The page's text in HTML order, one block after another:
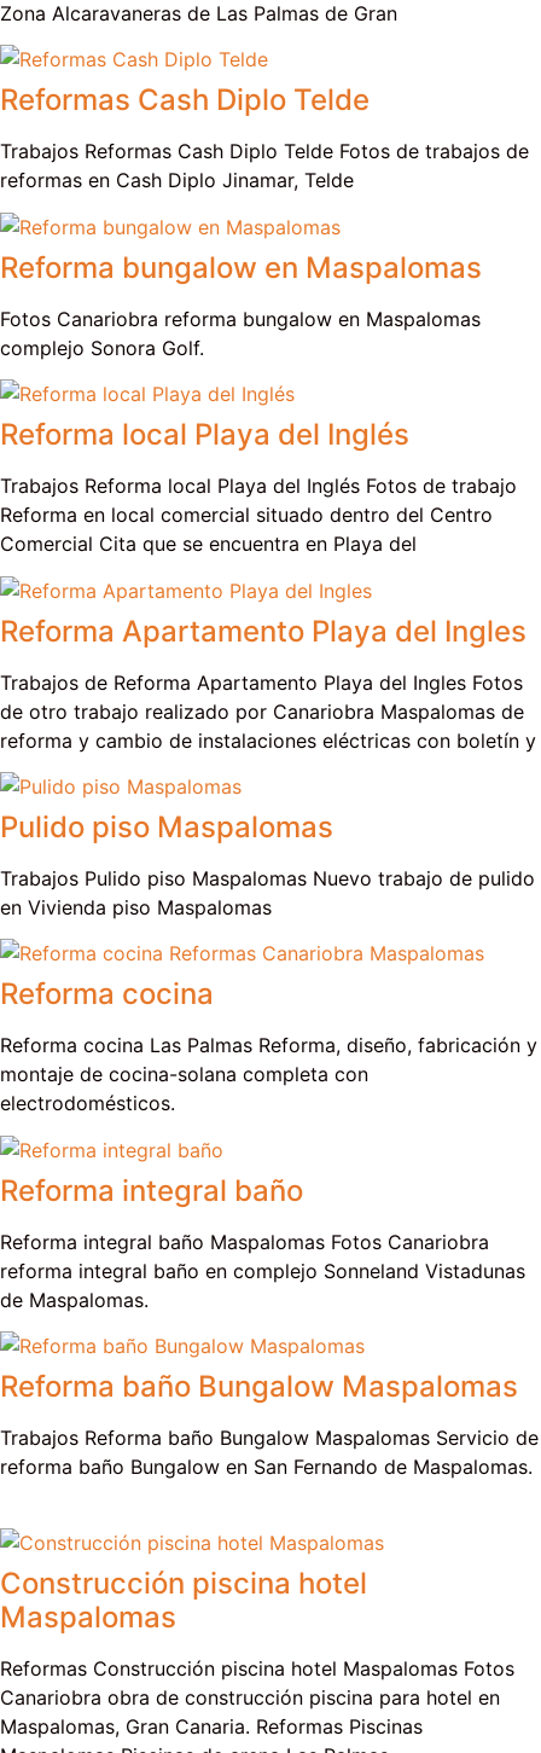
Zona Alcaravaneras de Las Palmas de Gran
Reformas Cash Diplo Telde
Trabajos Reformas Cash Diplo Telde Fotos de trabajos de
reformas en Cash Diplo Jinamar, Telde
Reforma bungalow en Maspalomas
Fotos Canariobra reforma bungalow en Maspalomas
complejo Sonora Golf.
Reforma local Playa del Inglés
Trabajos Reforma local Playa del Inglés Fotos de trabajo
Reforma en local comercial situado dentro del Centro
Comercial Cita que se encuentra en Playa del
Reforma Apartamento Playa del Ingles
Trabajos de Reforma Apartamento Playa del Ingles Fotos
de otro trabajo realizado por Canariobra Maspalomas de
reforma y cambio de instalaciones eléctricas con boletín y
Pulido piso Maspalomas
Trabajos Pulido piso Maspalomas Nuevo trabajo de pulido
en Vivienda piso Maspalomas
Reforma cocina
Reforma cocina Las Palmas Reforma, diseño, fabricación y
montaje de cocina-solana completa con
electrodomésticos.
Reforma integral baño
Reforma integral baño Maspalomas Fotos Canariobra
reforma integral baño en complejo Sonneland Vistadunas
de Maspalomas.
Reforma baño Bungalow Maspalomas
Trabajos Reforma baño Bungalow Maspalomas Servicio de
reforma baño Bungalow en San Fernando de Maspalomas.
Construcción piscina hotel
Maspalomas
Reformas Construcción piscina hotel Maspalomas Fotos
Canariobra obra de construcción piscina para hotel en
Maspalomas, Gran Canaria. Reformas Piscinas